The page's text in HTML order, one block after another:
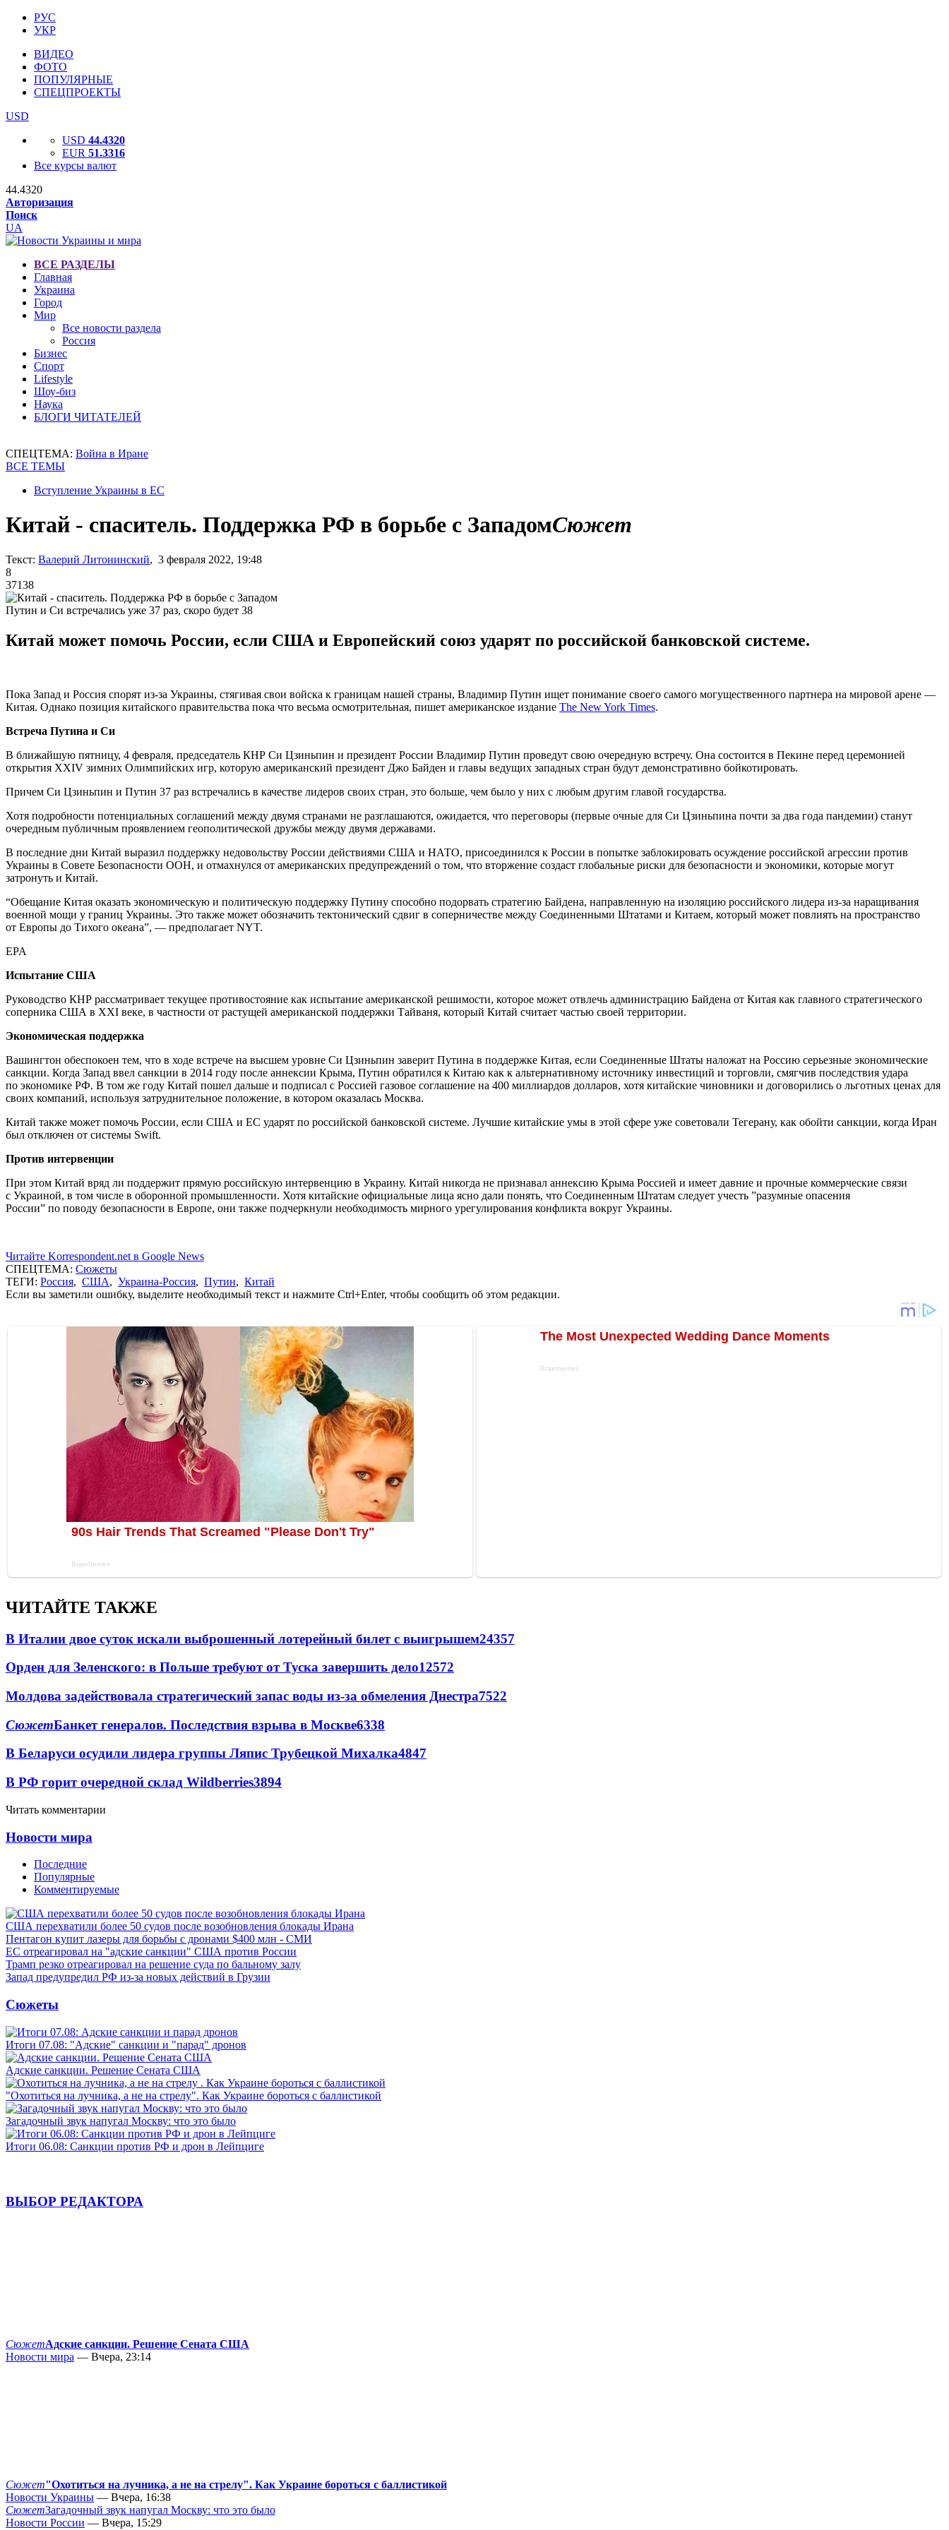
РУС
УКР
ВИДЕО
ФОТО
ПОПУЛЯРНЫЕ
СПЕЦПРОЕКТЫ
USD
USD 44.4320
EUR 51.3316
Все курсы валют
44.4320
Авторизация
Поиск
UA
ВСЕ РАЗДЕЛЫ
Главная
Украина
Город
Мир
Все новости раздела
Россия
Бизнес
Спорт
Lifestyle
Шоу-биз
Наука
БЛОГИ ЧИТАТЕЛЕЙ
СПЕЦТЕМА: Война в Иране
ВСЕ ТЕМЫ
Вступление Украины в ЕС
Китай - спаситель. Поддержка РФ в борьбе с ЗападомСюжет
Текст: Валерий Литонинский, 3 февраля 2022, 19:48
8
37138
Путин и Си встречались уже 37 раз, скоро будет 38
Китай может помочь России, если США и Европейский союз ударят по российской банковской системе.
Пока Запад и Россия спорят из-за Украины, стягивая свои войска к границам нашей страны, Владимир Путин ищет понимание своего самого могущественного партнера на мировой арене —
Китая. Однако позиция китайского правительства пока что весьма осмотрительная, пишет американское издание The New York Times.
Встреча Путина и Си
В ближайшую пятницу, 4 февраля, председатель КНР Си Цзиньпин и президент России Владимир Путин проведут свою очередную встречу. Она состоится в Пекине перед церемонией
открытия XXIV зимних Олимпийских игр, которую американский президент Джо Байден и главы ведущих западных стран будут демонстративно бойкотировать.
Причем Си Цзиньпин и Путин 37 раз встречались в качестве лидеров своих стран, это больше, чем было у них с любым другим главой государства.
Хотя подробности потенциальных соглашений между двумя странами не разглашаются, ожидается, что переговоры (первые очные для Си Цзиньпина почти за два года пандемии) станут
очередным публичным проявлением геополитической дружбы между двумя державами.
В последние дни Китай выразил поддержку недовольству России действиями США и НАТО, присоединился к России в попытке заблокировать осуждение российской агрессии против
Украины в Совете Безопасности ООН, и отмахнулся от американских предупреждений о том, что вторжение создаст глобальные риски для безопасности и экономики, которые могут
затронуть и Китай.
“Обещание Китая оказать экономическую и политическую поддержку Путину способно подорвать стратегию Байдена, направленную на изоляцию российского лидера из-за наращивания
военной мощи у границ Украины. Это также может обозначить тектонический сдвиг в соперничестве между Соединенными Штатами и Китаем, который может повлиять на пространство
от Европы до Тихого океана”, — предполагает NYT.
EPA
Испытание США
Руководство КНР рассматривает текущее противостояние как испытание американской решимости, которое может отвлечь администрацию Байдена от Китая как главного стратегического
соперника США в XXI веке, в частности от растущей американской поддержки Тайваня, который Китай считает частью своей территории.
Экономическая поддержка
Вашингтон обеспокоен тем, что в ходе встрече на высшем уровне Си Цзиньпин заверит Путина в поддержке Китая, если Соединенные Штаты наложат на Россию серьезные экономические
санкции. Когда Запад ввел санкции в 2014 году после аннексии Крыма, Путин обратился к Китаю как к альтернативному источнику инвестиций и торговли, смягчив последствия удара
по экономике РФ. В том же году Китай пошел дальше и подписал с Россией газовое соглашение на 400 миллиардов долларов, хотя китайские чиновники и договорились о льготных ценах для
своих компаний, используя затруднительное положение, в котором оказалась Москва.
Китай также может помочь России, если США и ЕС ударят по российской банковской системе. Лучшие китайские умы в этой сфере уже советовали Тегерану, как обойти санкции, когда Иран
был отключен от системы Swift.
Против интервенции
При этом Китай вряд ли поддержит прямую российскую интервенцию в Украину. Китай никогда не признавал аннексию Крыма Россией и имеет давние и прочные коммерческие связи
с Украиной, в том числе в оборонной промышленности. Хотя китайские официальные лица ясно дали понять, что Соединенным Штатам следует учесть ”разумные опасения
России” по поводу безопасности в Европе, они также подчеркнули необходимость мирного урегулирования конфликта вокруг Украины.
Читайте Korrespondent.net в Google News
СПЕЦТЕМА: Сюжеты
ТЕГИ: Россия, США, Украина-Россия, Путин, Китай
Если вы заметили ошибку, выделите необходимый текст и нажмите Ctrl+Enter, чтобы сообщить об этом редакции.
ЧИТАЙТЕ ТАКЖЕ
В Италии двое суток искали выброшенный лотерейный билет с выигрышем24357
Орден для Зеленского: в Польше требуют от Туска завершить дело12572
Молдова задействовала стратегический запас воды из-за обмеления Днестра7522
СюжетБанкет генералов. Последствия взрыва в Москве6338
В Беларуси осудили лидера группы Ляпис Трубецкой Михалка4847
В РФ горит очередной склад Wildberries3894
Читать комментарии
Новости мира
Последние
Популярные
Комментируемые
США перехватили более 50 судов после возобновления блокады Ирана
Пентагон купит лазеры для борьбы с дронами $400 млн - СМИ
ЕС отреагировал на "адские санкции" США против России
Трамп резко отреагировал на решение суда по бальному залу
Запад предупредил РФ из-за новых действий в Грузии
Сюжеты
Итоги 07.08: "Адские" санкции и "парад" дронов
Адские санкции. Решение Сената США
"Охотиться на лучника, а не на стрелу". Как Украине бороться с баллистикой
Загадочный звук напугал Москву: что это было
Итоги 06.08: Санкции против РФ и дрон в Лейпциге
ВЫБОР РЕДАКТОРА
СюжетАдские санкции. Решение Сената США
Новости мира — Вчера, 23:14
Сюжет"Охотиться на лучника, а не на стрелу". Как Украине бороться с баллистикой
Новости Украины — Вчера, 16:38
СюжетЗагадочный звук напугал Москву: что это было
Новости России — Вчера, 15:29